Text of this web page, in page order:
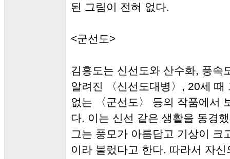
된 그림이 전혀 없다.
<군선도>
김홍도는 신선도와 산수화, 풍속
알려진 〈신선도대병〉, 20세
없는 〈군선도〉 등의 작품에서
다. 이는 신선 같은 생활을 동경
그는 풍모가 아름답고 기상이 크
이라 불렀다고 한다. 따라서 자